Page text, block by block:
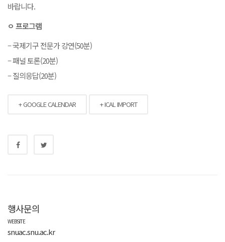
바랍니다.
ㅇ 프로그램
– 국제기구 전문가 강연(50분)
– 패널 토론(20분)
– 질의응답(20분)
+ GOOGLE CALENDAR + ICAL IMPORT
행사문의
WEBSITE
snuac.snu.ac.kr